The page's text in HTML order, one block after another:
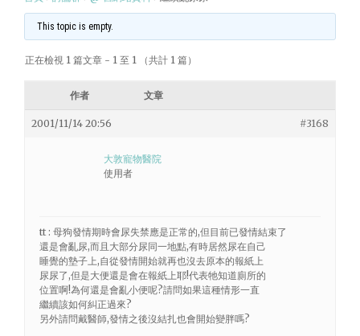
This topic is empty.
正在檢視 1 篇文章 - 1 至 1 （共計 1 篇）
作者 文章
2001/11/14 20:56 #3168
大敦寵物醫院
使用者
tt : 母狗發情期時會尿失禁應是正常的,但目前已發情結束了
還是會亂尿,而且大部分尿同一地點,有時居然尿在自己
睡覺的墊子上,自從發情開始就再也沒去原本的報紙上
尿尿了,但是大便還是會在報紙上耶!代表牠知道廁所的
位置啊!為何還是會亂小便呢?請問如果這種情形一直
繼續該如何糾正過來?
另外請問戴醫師,發情之後沒結扎也會開始變胖嗎?